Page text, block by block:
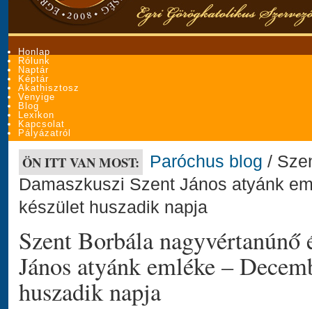
Honlap
Rólunk
Naptár
Képtár
Akathisztosz
Venyige
Blog
Lexikon
Kapcsolat
Pályázatról
ÖN ITT VAN MOST: Paróchus blog /
Damaszkuszi Szent János atyánk
készület huszadik napja
Szent Borbála nagyvértanúnő
János atyánk emléke –
huszadik napja